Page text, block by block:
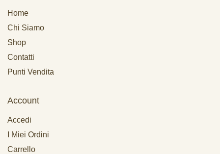
Home
Chi Siamo
Shop
Contatti
Punti Vendita
Account
Accedi
I Miei Ordini
Carrello